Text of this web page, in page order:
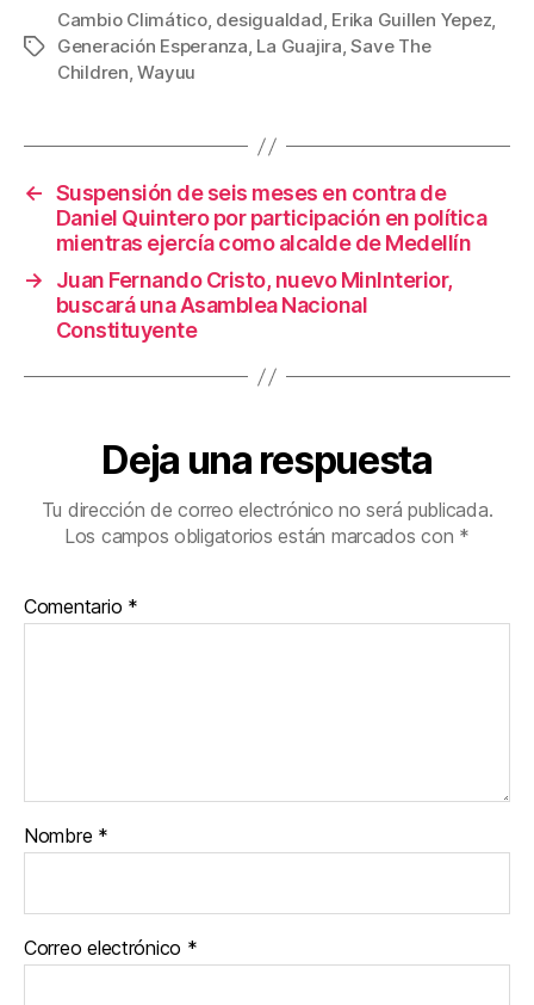
c
e
o
o
k
tt
er
ail er
e
m
p
tir
Etiquetas
Cambio Climático, desigualdad, Erika Guillen Yepez,
Generación Esperanza, La Guajira,Save The
Children,Wayuu
← Suspensión de seis meses en contra de
Daniel Quintero por participación en política
mientras ejercía como alcalde de Medellín
→
Juan Fernando Cristo, nuevo MinInterior,
buscará una Asamblea Nacional
Constituyente
Deja una respuesta
Tu dirección de correo electrónico no será publicada.
Los campos obligatorios están marcados con *
Comentario *
Nombre *
Correo electrónico *